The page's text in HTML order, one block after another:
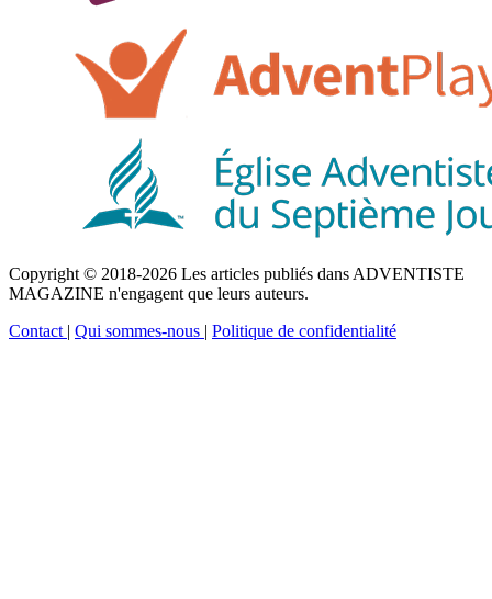
Copyright © 2018-2026 Les articles publiés dans ADVENTISTE
MAGAZINE n'engagent que leurs auteurs.
Contact | Qui sommes-nous | Politique de confidentialité